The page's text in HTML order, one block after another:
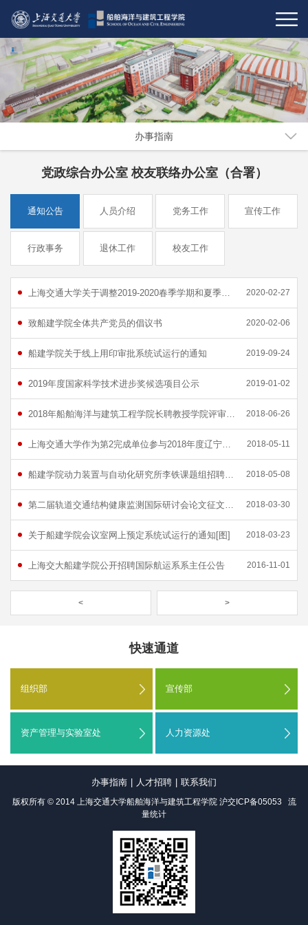
办事指南
党政综合办公室 校友联络办公室（合署）
通知公告 人员介绍 党务工作 宣传工作
行政事务 退休工作 校友工作
上海交通大学关于调整2019-2020春季学期和夏季学期校历的通知 2020-02-27
致船建学院全体共产党员的倡议书 2020-02-06
船建学院关于线上用印审批系统试运行的通知 2019-09-24
2019年度国家科学技术进步奖候选项目公示 2019-01-02
2018年船舶海洋与建筑工程学院长聘教授学院评审结果及推荐名单公示 2018-06-26
上海交通大学作为第2完成单位参与2018年度辽宁省科技奖励项目公示 2018-05-11
船建学院动力装置与自动化研究所李铁课题组招聘博士后 2018-05-08
第二届轨道交通结构健康监测国际研讨会论文征文信息发布单位征稿通知 2018-03-30
关于船建学院会议室网上预定系统试运行的通知[图] 2018-03-23
上海交大船建学院公开招聘国际航运系系主任公告 2016-11-01
< >
快速通道
组织部 宣传部
资产管理与实验室处 人力资源处
办事指南 人才招聘 联系我们
版权所有 © 2014 上海交通大学船舶海洋与建筑工程学院 沪交ICP备05053
流
量统计